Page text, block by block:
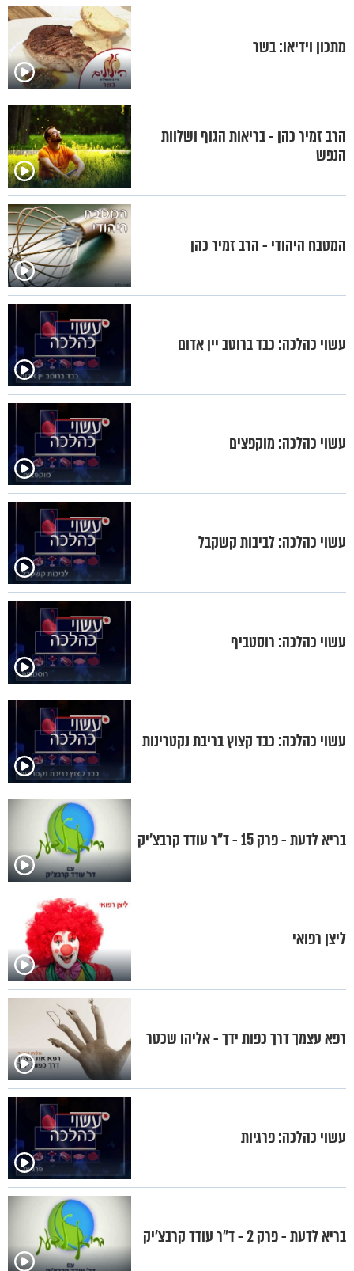
מתכון וידיאו: בשר
הרב זמיר כהן - בריאות הגוף ושלוות
הנפש
המטבח היהודי - הרב זמיר כהן
עשוי כהלכה: כבד ברוטב יין אדום
עשוי כהלכה: מוקפצים
עשוי כהלכה: לביבות קשקבל
עשוי כהלכה: רוסטביף
עשוי כהלכה: כבד קצוץ בריבת נקטרינות
בריא לדעת - פרק 15 - ד"ר עודד קרבצ'יק
ליצן רפואי
רפא עצמך דרך כפות ידך - אליהו שכטר
עשוי כהלכה: פרגיות
בריא לדעת - פרק 2 - ד"ר עודד קרבצ'יק